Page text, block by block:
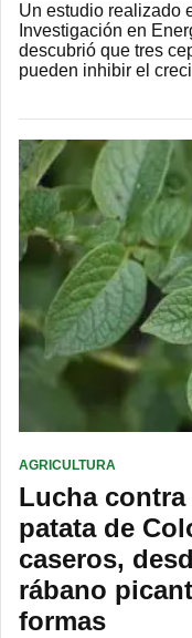
Un estudio realizado
Investigación en
descubrió que tres
pueden inhibir el
AGRICULTURA
Lucha
patata de
caseros,
rábano
formas